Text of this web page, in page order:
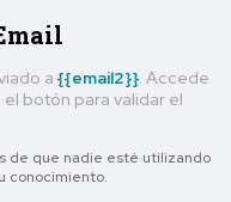
a {{email2}} . Accede
botón para validar el
de que nadie esté utilizando
conocimiento.